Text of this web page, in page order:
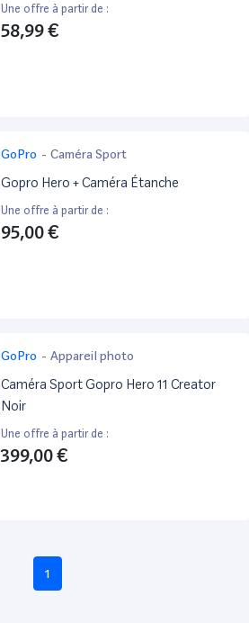
Une offre à partir de :
58,99 €
GoPro - Caméra Sport
Gopro Hero + Caméra Étanche
Une offre à partir de :
95,00 €
GoPro - Appareil photo
Caméra Sport Gopro Hero 11 Creator
Noir
Une offre à partir de :
399,00 €
1